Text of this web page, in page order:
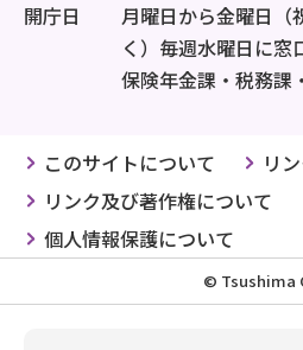
開庁日
月曜日から金曜日（
く）毎週水曜日に窓
保険年金課・税務課
このサイトについて
リ
リンク及び著作権について
個人情報保護について
© Tsushima